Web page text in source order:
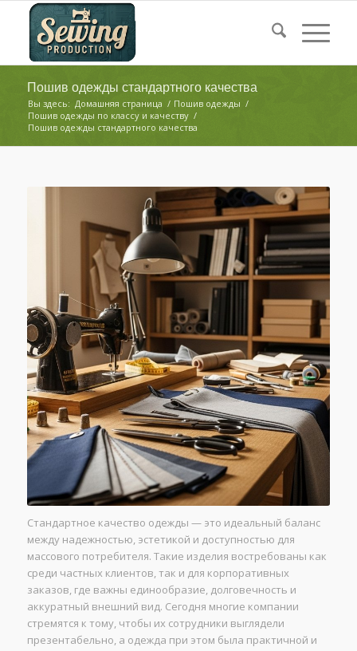
Пошив одежды стандартного качества
Вы здесь: Домашняя страница / Пошив одежды /
Пошив одежды по классу и качеству /
Пошив одежды стандартного качества
Стандартное качество одежды — это идеальный баланс
между надежностью, эстетикой и доступностью для
массового потребителя. Такие изделия востребованы как
среди частных клиентов, так и для корпоративных
заказов, где важны единообразие, долговечность и
аккуратный внешний вид. Сегодня многие компании
стремятся к тому, чтобы их сотрудники выглядели
презентабельно, а одежда при этом была практичной и